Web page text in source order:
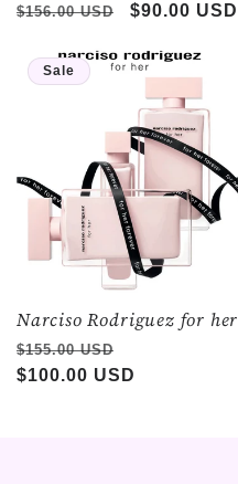
Regular
$156.00 USD
Sale
$90.00 USD
Sale
Narciso Rodriguez for her
Regular
price
$155.00 USD
price
$100.00 USD